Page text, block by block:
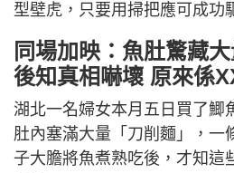
型壁虎，只要用掃把應可成功
同場加映：魚肚驚藏
後知真相嚇壞 原來係
湖北一名婦女本月五日買了鯽
肚內塞滿大量「刀削麵」，一
子大膽將魚煮熟吃後，才知這